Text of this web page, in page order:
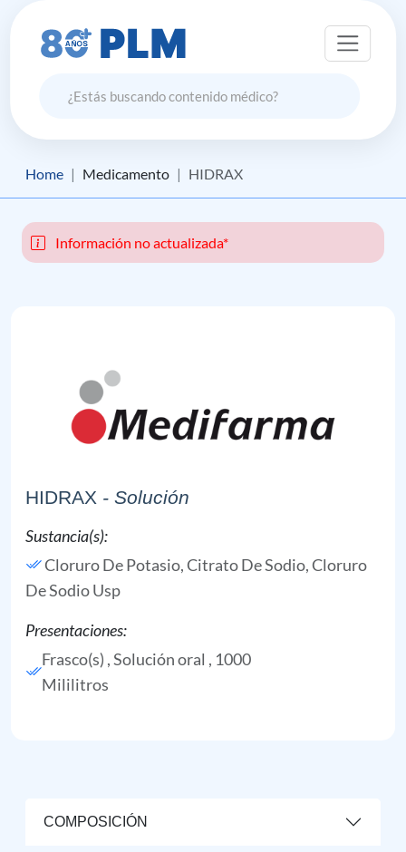
Home Medicamento HIDRAX
Información no actualizada*
HIDRAX - Solución
Sustancia(s):
Cloruro De Potasio,Citrato De Sodio,Cloruro
De Sodio Usp
Presentaciones:
Frasco(s) , Solución oral , 1000
Mililitros
COMPOSICIÓN